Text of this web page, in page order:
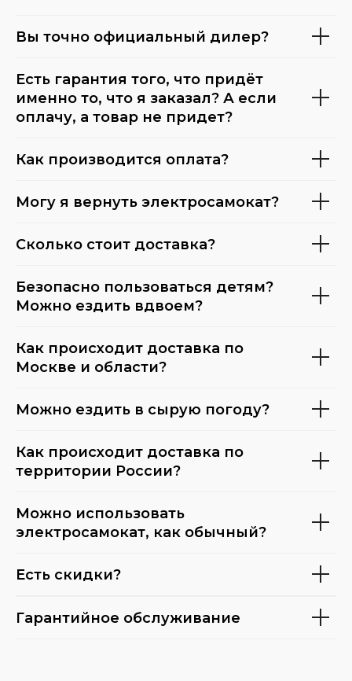
Вы точно официальный дилер?
Есть гарантия того, что придёт
именно то, что я заказал? А если
оплачу, а товар не придет?
Как производится оплата?
Могу я вернуть электросамокат?
Сколько стоит доставка?
Безопасно пользоваться детям?
Можно ездить вдвоем?
Как происходит доставка по
Москве и области?
Можно ездить в сырую погоду?
Как происходит доставка по
территории России?
Можно использовать
электросамокат, как обычный?
Есть скидки?
Гарантийное обслуживание